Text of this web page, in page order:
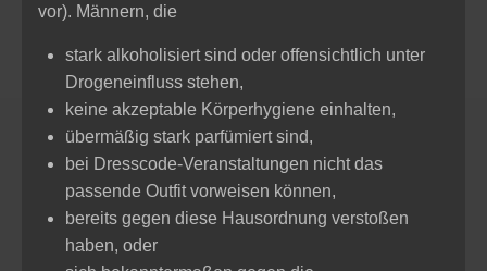
vor). Männern, die
stark alkoholisiert sind oder offensichtlich unter
Drogeneinfluss stehen,
keine akzeptable Körperhygiene einhalten,
übermäßig stark parfümiert sind,
bei Dresscode-Veranstaltungen nicht das
passende Outfit vorweisen können,
bereits gegen diese Hausordnung verstoßen
haben, oder